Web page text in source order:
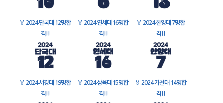
🏅 2024 단국대 12명합
격!!
🏅 2024 연세대 16명합
격!!
🏅 2024 한양대 7명합
격!!
🏅 2024 서경대 19명합
격!!
🏅 2024 삼육대 15명합
격!!
🏅 2024 가천대 14명합
격!!